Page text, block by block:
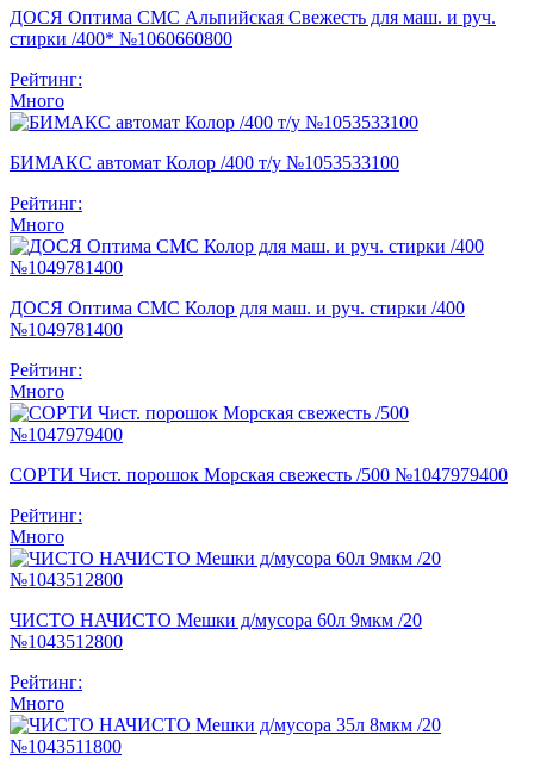
ДОСЯ Оптима СМС Альпийская Свежесть для маш. и руч.
стирки /400* №1060660800
Рейтинг:
Много
БИМАКС автомат Колор /400 т/у №1053533100
Рейтинг:
Много
ДОСЯ Оптима СМС Колор для маш. и руч. стирки /400
№1049781400
Рейтинг:
Много
СОРТИ Чист. порошок Морская свежесть /500 №1047979400
Рейтинг:
Много
ЧИСТО НАЧИСТО Мешки д/мусора 60л 9мкм /20
№1043512800
Рейтинг:
Много